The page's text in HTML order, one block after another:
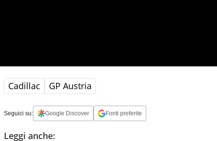
Cadillac GP Austria
Seguici su: Google Discover Fonti preferite
Leggi anche: